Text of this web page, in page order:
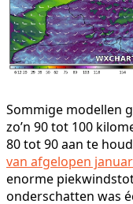
Sommige modellen
zo’n 90 tot 100
80 tot 90 aan te
van afgelopen
enorme
onderschatten was